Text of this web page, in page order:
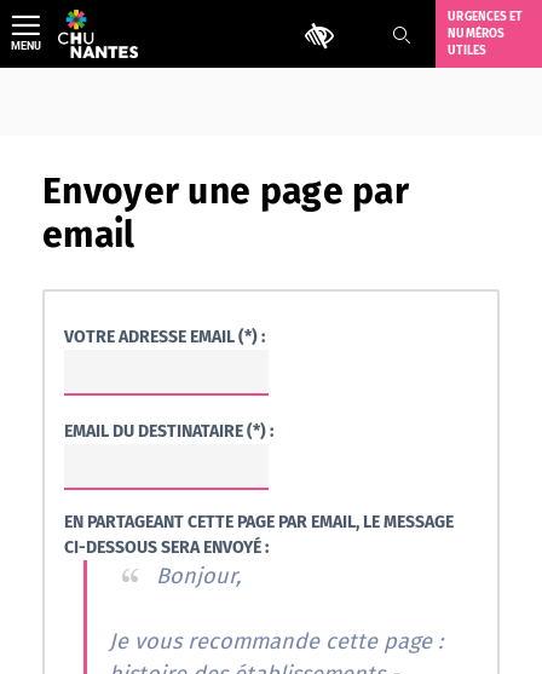
Aller
au
contenu
Outils d'accessibilité
URGENCES ET
NUMÉROS
UTILES
MENU
Envoyer une page par
email
VOTRE ADRESSE EMAIL (*) :
EMAIL DU DESTINATAIRE (*) :
EN PARTAGEANT CETTE PAGE PAR EMAIL, LE MESSAGE
CI-DESSOUS SERA ENVOYÉ :
Bonjour,
Je vous recommande cette page :